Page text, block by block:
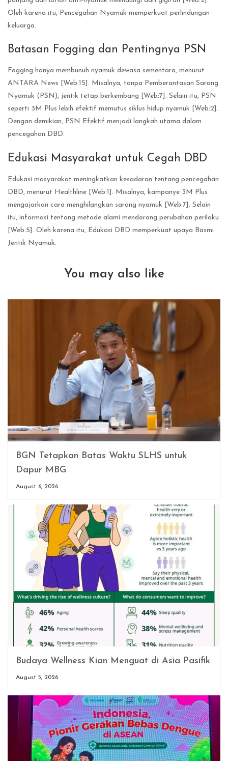
Oleh karena itu, Pencegahan Nyamuk memperkuat perlindungan
keluarga.
Batasan Fogging dan Pentingnya PSN
Fogging hanya membunuh nyamuk dewasa sementara, menurut
ANTARA News [Web:15]. Misalnya, tanpa Pemberantasan Sarang
Nyamuk (PSN), jentik tetap berkembang [Web:7]. Selain itu, PSN
seperti 3M Plus lebih efektif memutus siklus hidup nyamuk [Web:2].
Dengan demikian, PSN Efektif menjadi langkah utama dalam
pencegahan DBD.
Edukasi Masyarakat untuk Cegah DBD
Edukasi masyarakat meningkatkan kesadaran tentang pencegahan
DBD, menurut Healthline [Web:1]. Misalnya, kampanye 3M Plus
mengajarkan cara menghilangkan sarang nyamuk [Web:7]. Selain
itu, informasi tentang metode alami mendorong perubahan perilaku
[Web:5]. Oleh karena itu, Edukasi DBD memperkuat upaya Basmi
Jentik Nyamuk.
You may also like
BGN Tetapkan Batas Waktu SLHS untuk
Dapur MBG
August 6, 2026
Budaya Wellness Kian Menguat di Asia Pasifik
August 5, 2026